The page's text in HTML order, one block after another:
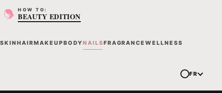
HOW TO:
BEAUTY EDITION
SKINHAIRMAKEUPBODYNAILSFRAGRANCEWELLNESS
FR